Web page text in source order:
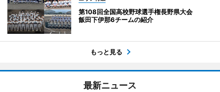
第108回全国高校野球選手権長野県大会
飯田下伊那6チームの紹介
もっと見る
最新ニュース